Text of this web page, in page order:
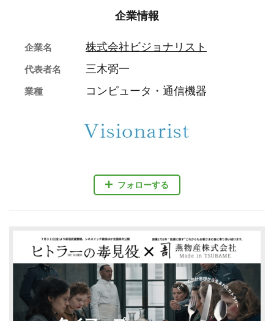
企業情報
フォローする
企業名 株式会社ビジョナリスト
代表者名 三木弼一
業種 コンピュータ・通信機器